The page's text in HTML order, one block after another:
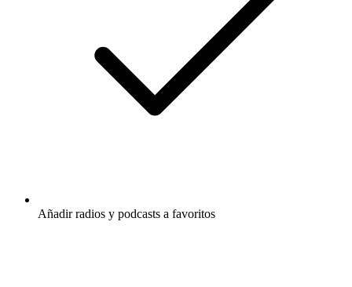
Añadir radios y podcasts a favoritos